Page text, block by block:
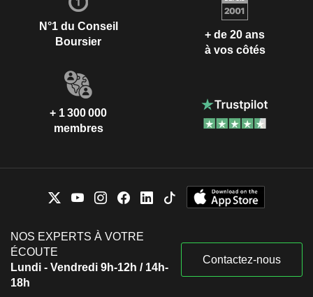
N°1 du Conseil
Boursier
+ de 20 ans
à vos côtés
+ 1 300 000
membres
NOS EXPERTS À VOTRE
ÉCOUTE
Lundi - Vendredi 9h-12h / 14h-
18h
Contactez-nous